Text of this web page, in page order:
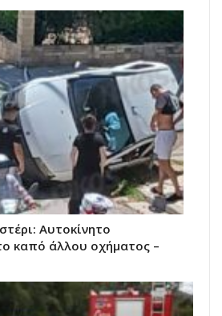
Αυτοκίνητο
καπό άλλου οχήματος –